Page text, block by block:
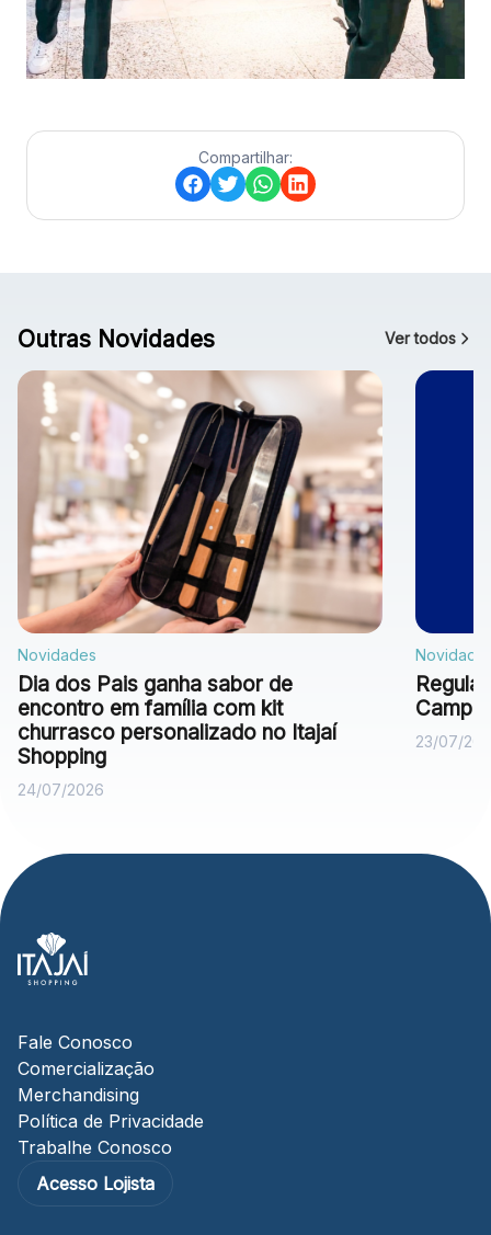
Compartilhar:
Outras Novidades Ver todos
Novidades
Dia dos Pais ganha sabor de
encontro em família com kit
churrasco personalizado no Itajaí
Shopping
24/07/2026
23/07/
Fale Conosco
Comercialização
Merchandising
Política de Privacidade
Trabalhe Conosco
Acesso Lojista